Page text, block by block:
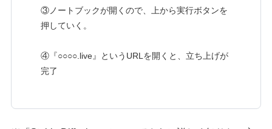
③ノートブックが開くので、上から実行ボタンを
押していく。
④『○○○○.live』というURLを開くと、立ち上げが
完了